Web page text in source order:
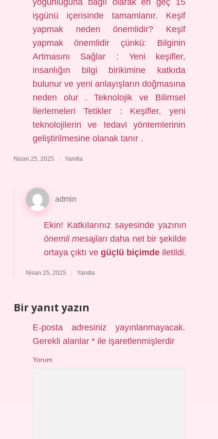
yoğunluğuna bağlı olarak en geç 15
işgünü içerisinde tamamlanır. Keşif
yapmak neden önemlidir? Keşif
yapmak önemlidir çünkü: Bilginin
Artmasını Sağlar : Yeni keşifler,
insanlığın bilgi birikimine katkıda
bulunur ve yeni anlayışların doğmasına
neden olur . Teknolojik ve Bilimsel
İlerlemeleri Tetikler : Keşifler, yeni
teknolojilerin ve tedavi yöntemlerinin
geliştirilmesine olanak tanır .
Nisan 25, 2025 Yanıtla
admin
Ekin! Katkılarınız sayesinde yazının
önemli mesajları daha net bir şekilde
ortaya çıktı ve güçlü biçimdeiletildi.
Nisan 25, 2025 Yanıtla
Bir yanıt yazın
E-posta adresiniz yayınlanmayacak.
Gerekli alanlar* ile işaretlenmişlerdir
Yorum